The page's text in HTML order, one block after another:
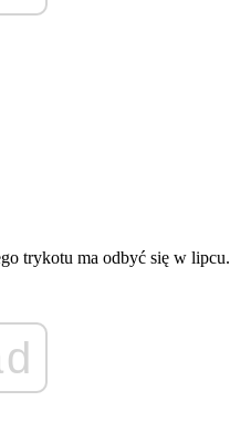
trykotu ma odbyć się w lipcu.